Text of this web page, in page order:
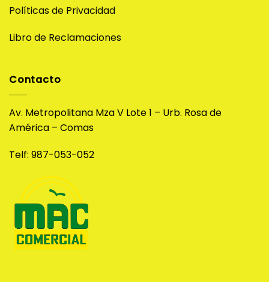
Políticas de Privacidad
Libro de Reclamaciones
Contacto
Av. Metropolitana Mza V Lote 1 – Urb. Rosa de
América – Comas
Telf: 987-053-052